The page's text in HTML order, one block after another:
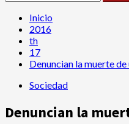
Inicio
2016
th
17
Denuncian la muerte
Sociedad
Denuncian la